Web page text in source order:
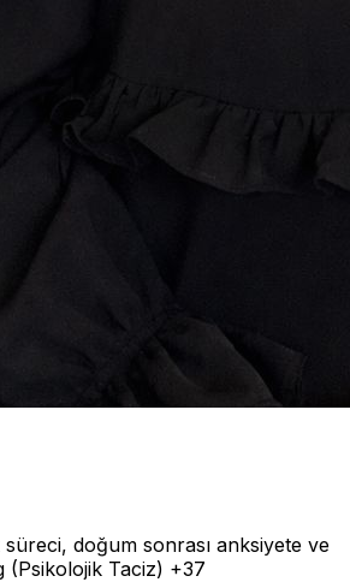
doğum sonrası anksiyete ve
(Psikolojik Taciz) +37